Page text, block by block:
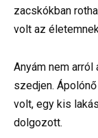
zacskókban
volt az
Anyám nem
szedjen.
volt, egy kis
dolgozott.